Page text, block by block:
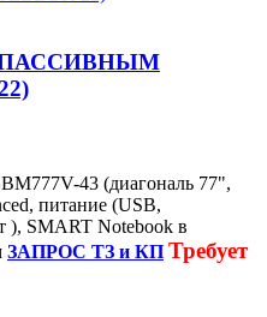
ПАССИВНЫМ
43 (диагональ 77",
питание (USB,
), SMART Notebook в
ЗАПРОС ТЗ и КП Требует